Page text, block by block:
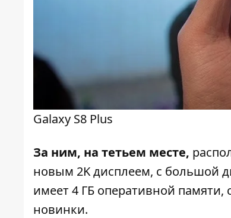
Galaxy S8 Plus
За ним, на тетьем месте,
новым 2K дисплеем, с большой
имеет 4 ГБ оперативной памяти,
новинки.